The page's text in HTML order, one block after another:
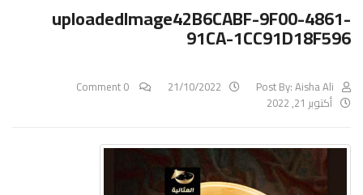
uploadedImage42B6CABF-9F00-4861-
91CA-1CC91D18F596
Post By:Aisha Ali
21/10/2022
أكتوبر 21, 2022